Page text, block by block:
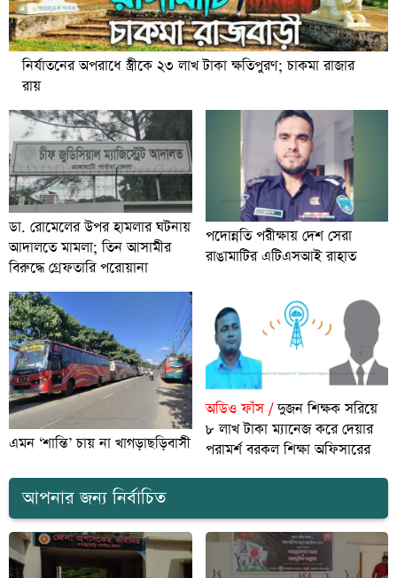
নির্যাতনের অপরাধে স্ত্রীকে ২৩ লাখ টাকা ক্ষতিপুরণ; চাকমা রাজার
রায়
ডা. রোমেলের উপর হামলার ঘটনায়
আদালতে মামলা; তিন আসামীর
বিরুদ্ধে গ্রেফতারি পরোয়ানা
পদোন্নতি পরীক্ষায় দেশ সেরা
রাঙামাটির এটিএসআই রাহাত
এমন ‘শান্তি’ চায় না খাগড়াছড়িবাসী
অডিও ফাঁস /দুজন শিক্ষক সরিয়ে
৮ লাখ টাকা ম্যানেজ করে দেয়ার
পরামর্শ বরকল শিক্ষা অফিসারের
আপনার জন্য নির্বাচিত